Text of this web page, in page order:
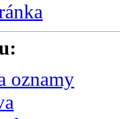
oznamy